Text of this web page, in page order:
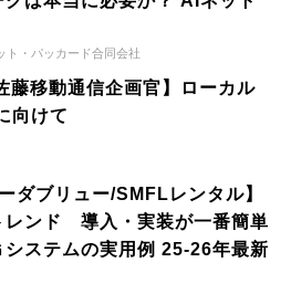
ト・パッカード合同会社
藤移動通信企画官】ローカル
向けて
ダブリュー/SMFLレンタル】
レンド 導入・実装が一番簡単
ステムの実用例 25-26年最新